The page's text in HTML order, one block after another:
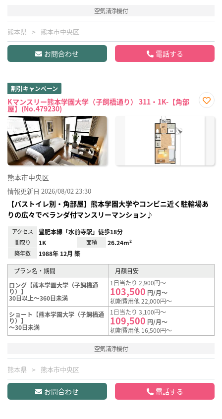
空気清浄機付
熊本県 熊本市中央区
お問合わせ 電話する
割引キャンペーン
Kマンスリー熊本学園大学（子飼橋通り） 311・1K-【角部
屋】(No.479230)
に入
熊本市中央区
情報更新日 2026/08/02 23:30
【バストイレ別・角部屋】熊本学園大学やコンビニ近く駐輪場あ
りの広々でベランダ付マンスリーマンション♪
アクセス 豊肥本線「水前寺駅」徒歩18分
間取り 1K 面積 26.24m²
築年数 1988年 12月 築
プラン名・期間
月額目安
ロング【熊本学園大学（子飼橋通
り）】
30日以上～360日未満
1日当たり 2,900円～
103,500 円/月～
初期費用他 22,000円～
ショート【熊本学園大学（子飼橋通
り）】
～30日未満
1日当たり 3,100円～
109,500 円/月～
初期費用他 16,500円～
空気清浄機付
熊本県 熊本市中央区
お問合わせ 電話する